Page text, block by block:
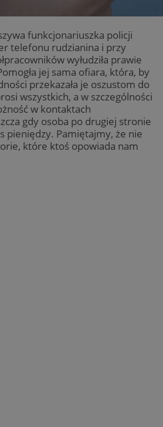
funkcjonariuszka policji
telefonu rudzianina i przy
wyłudziła prawie
jej sama ofiara, która, by
przekazała je oszustom do
wszystkich, a w szczególności
w kontaktach
gdy osoba po drugiej stronie
pieniędzy. Pamiętajmy, że nie
które ktoś opowiada nam